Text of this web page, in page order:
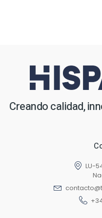
Creando calidad,
LU-